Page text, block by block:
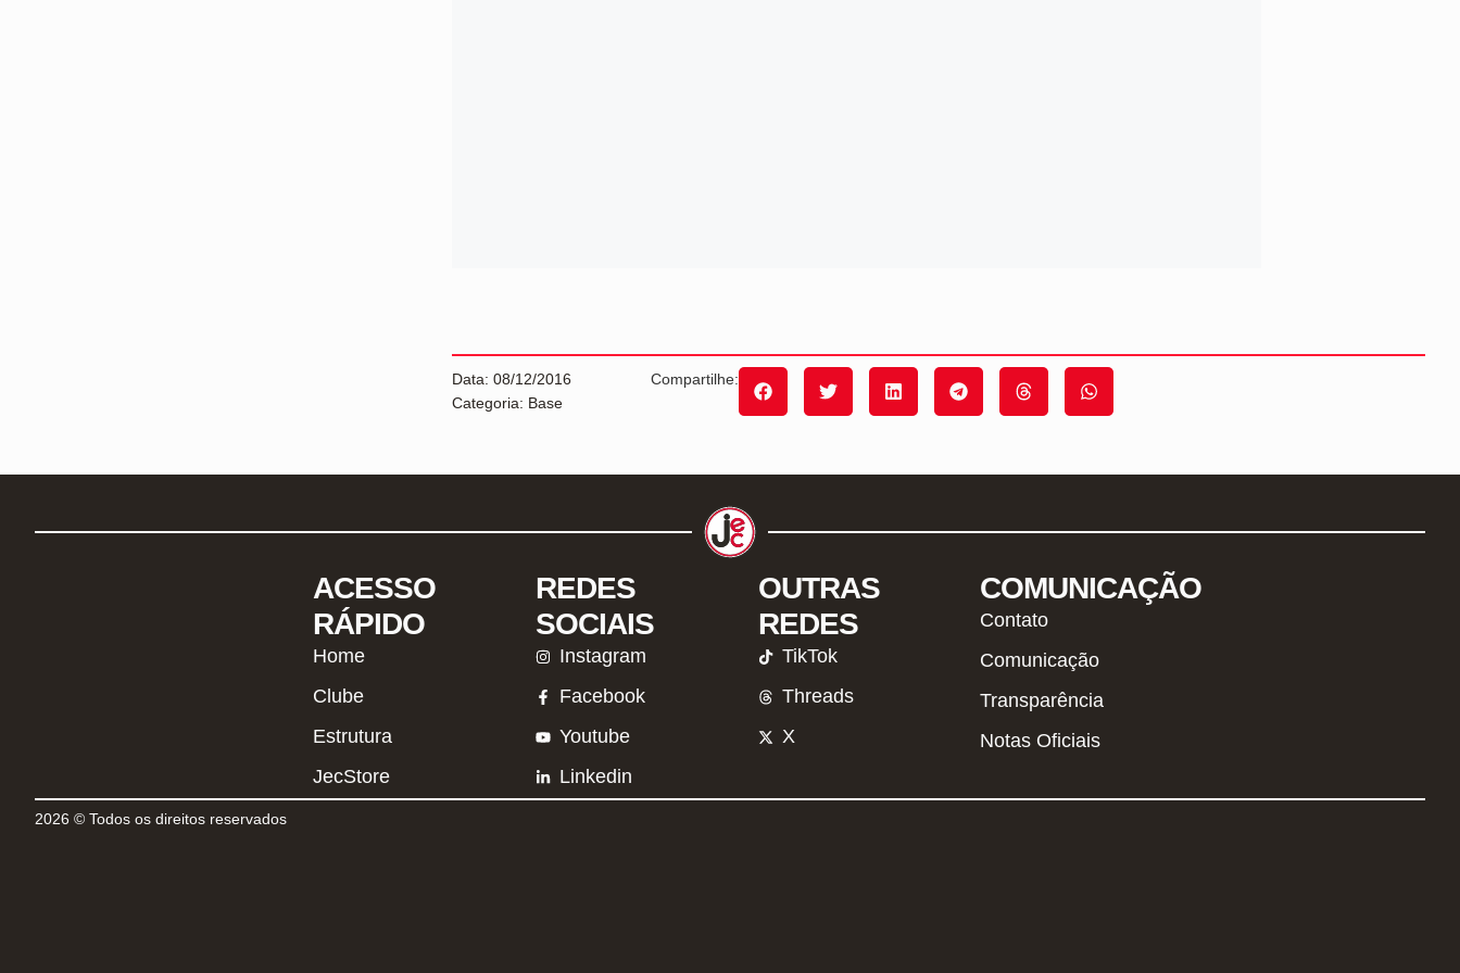
Data: 08/12/2016
Categoria: Base
Compartilhe:
ACESSO
RÁPIDO
Home
Clube
Estrutura
JecStore
REDES
SOCIAIS
Instagram
Facebook
Youtube
Linkedin
OUTRAS
REDES
TikTok
Threads
X
COMUNICAÇÃO
Contato
Comunicação
Transparência
Notas Oficiais
2026 © Todos os direitos reservados